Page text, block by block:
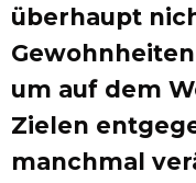
überhaupt
um auf dem
Zielen
manchmal